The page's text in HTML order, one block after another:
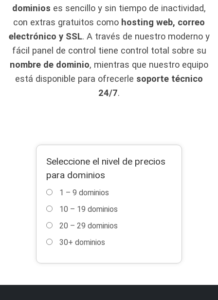
dominios es sencillo y sin tiempo de inactividad,
con extras gratuitos como hosting web, correo
electrónico y SSL. A través de nuestro moderno y
fácil panel de control tiene control total sobre su
nombre de dominio, mientras que nuestro equipo
está disponible para ofrecerle soporte técnico
24/7.
Seleccione el nivel de precios
para dominios
1 – 9 dominios
10 – 19 dominios
20 – 29 dominios
30+ dominios